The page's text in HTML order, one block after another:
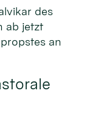
des
ab jetzt
an